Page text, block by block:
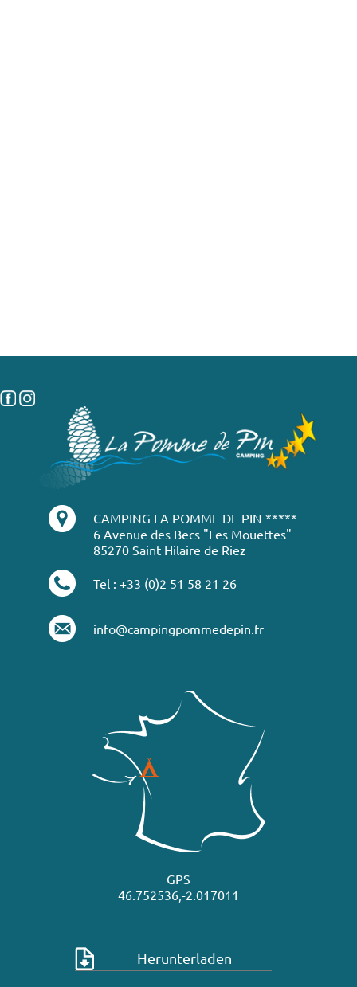
CAMPING LA POMME DE PIN *****
6 Avenue des Becs "Les Mouettes"
85270 Saint Hilaire de Riez
Tel : +33 (0)2 51 58 21 26
info@campingpommedepin.fr
GPS
46.752536,-2.017011
Herunterladen